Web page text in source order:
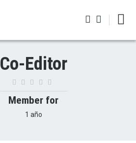
Co-Editor
Member for
1 año